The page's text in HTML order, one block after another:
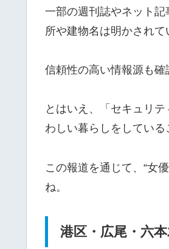
一部の週刊誌やネット記
所や建物名は明かされて
信頼性の高い情報源も確
とはいえ、「セキュリ
わしい暮らしをしている
この報道を通じて、“女
ね。
港区・広尾・六